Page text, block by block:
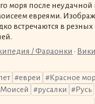
моря после неудачной
евреями.
встречаются в
/ Фараонки •
евреи
Красное
Моисей русалки Русь